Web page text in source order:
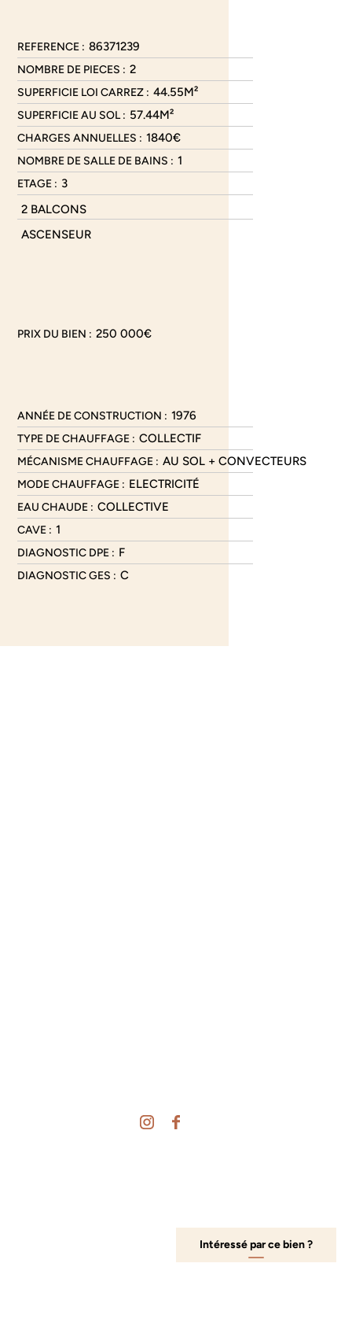
REFERENCE : 86371239
NOMBRE DE PIECES : 2
SUPERFICIE LOI CARREZ : 44.55M²
SUPERFICIE AU SOL : 57.44M²
CHARGES ANNUELLES : 1840€
NOMBRE DE SALLE DE BAINS : 1
ETAGE : 3
2 BALCONS
ASCENSEUR
PRIX DU BIEN : 250 000€
ANNÉE DE CONSTRUCTION : 1976
TYPE DE CHAUFFAGE : COLLECTIF
MÉCANISME CHAUFFAGE : AU SOL + CONVECTEURS
MODE CHAUFFAGE : ELECTRICITÉ
EAU CHAUDE : COLLECTIVE
CAVE : 1
DIAGNOSTIC DPE : F
DIAGNOSTIC GES : C
Intéressé par ce bien ?
Politique de confidentialité
Actus